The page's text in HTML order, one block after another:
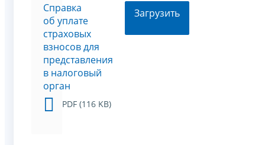
Cправка
об уплате
страховых
взносов для
представления
в налоговый
орган
PDF (116 KB)
Загрузить